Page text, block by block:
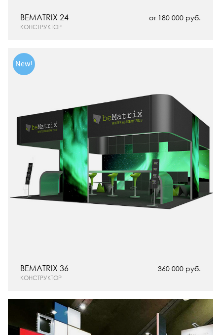
от 180 000 руб.
КОНСТРУКТОР
BEMATRIX 24
New!
360 000 руб.
КОНСТРУКТОР
BEMATRIX 36